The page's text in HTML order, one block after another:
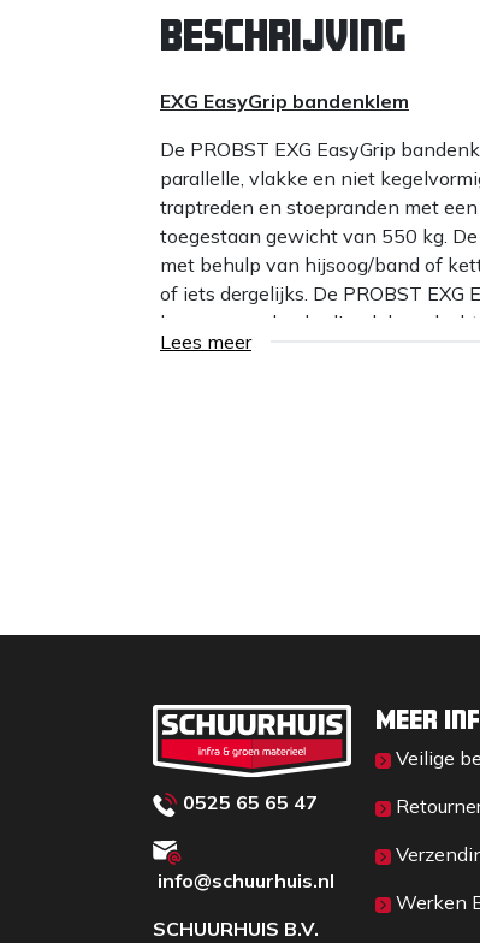
Beschrijving
EXG EasyGrip bandenklem
De PROBST EXG EasyGrip
parallelle, vlakke en niet
traptreden en stoepranden met
toegestaan gewicht van 550 kg.
met behulp van hijsoog/band of
of iets dergelijks. De PROBST
kunnen worden bediend door slecht
- Draagkracht: 550 kg
Lees meer
0525 65 65 47
info@schuurhuis.nl
SCHUURHUIS B.V.
Meer
Veilige
Werken